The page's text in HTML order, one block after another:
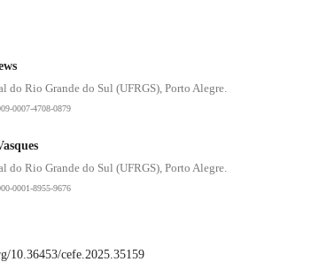
do Rio Grande do Sul (UFRGS), Porto Alegre.
0007-4708-0879
do Rio Grande do Sul (UFRGS), Porto Alegre.
0001-8955-9676
10.36453/cefe.2025.35159